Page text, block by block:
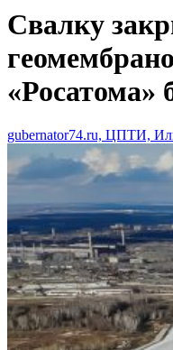
Свалку
«Росатома»
gubernator74.ru, ЦПТИ,